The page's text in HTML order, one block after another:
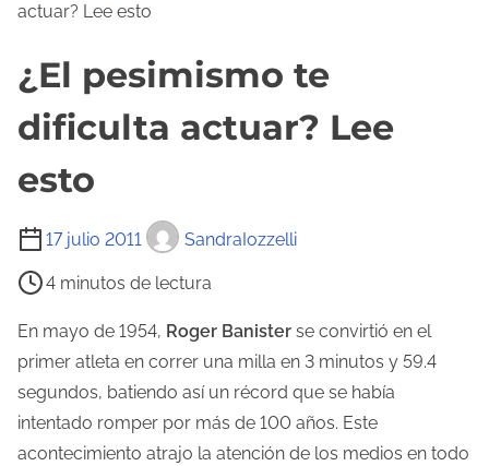
actuar? Lee esto
¿El pesimismo te
dificulta actuar? Lee
esto
17 julio 2011 SandraIozzelli
T
e
m
p
o
d
e
4 minutos de lectura
En mayo de 1954, Roger Banister se convirtió en el
primer atleta en correr una milla en 3 minutos y 59.4
segundos, batiendo así un récord que se había
intentado romper por más de 100 años. Este
acontecimiento atrajo la atención de los medios en todo